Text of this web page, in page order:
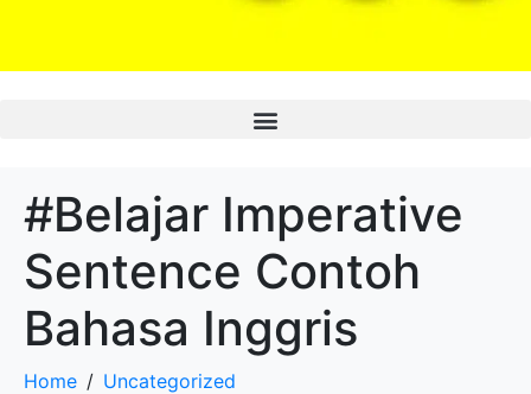
#Belajar Imperative
Sentence Contoh
Bahasa Inggris
Home
Uncategorized